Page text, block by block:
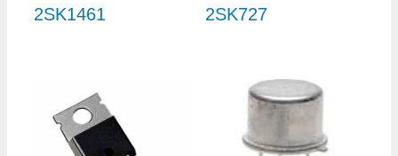
2SK1461 2SK727